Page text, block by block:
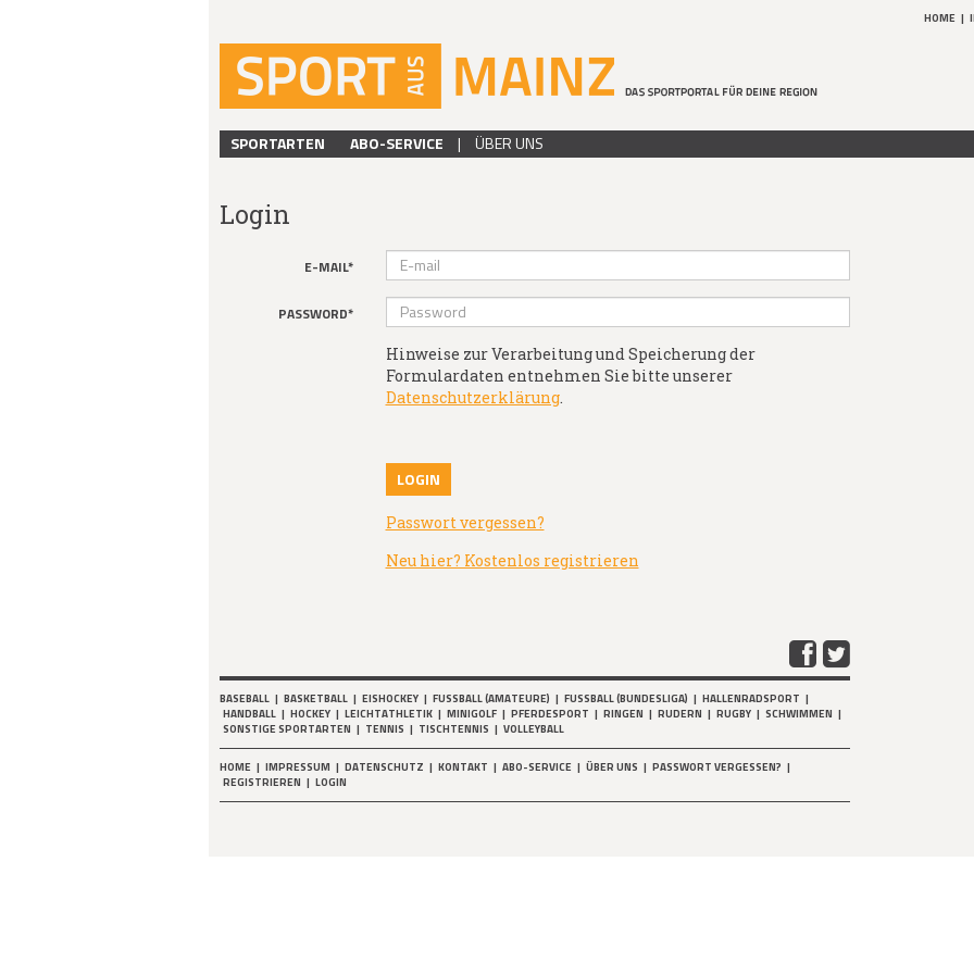
HOME |
SPORTARTEN ABO-SERVICE | ÜBER UNS
Login
E-MAIL*
PASSWORD*
Hinweise zur Verarbeitung und Speicherung der
Formulardaten entnehmen Sie bitte unserer
Datenschutzerklärung.
Passwort vergessen?
Neu hier? Kostenlos registrieren
BASEBALL | BASKETBALL | EISHOCKEY | FUSSBALL (AMATEURE) | FUSSBALL (BUNDESLIGA) | HALLENRADSPORT |
HANDBALL | HOCKEY | LEICHTATHLETIK | MINIGOLF | PFERDESPORT | RINGEN | RUDERN | RUGBY | SCHWIMMEN |
SONSTIGE SPORTARTEN | TENNIS | TISCHTENNIS | VOLLEYBALL
HOME | IMPRESSUM | DATENSCHUTZ | KONTAKT | ABO-SERVICE | ÜBER UNS | PASSWORT VERGESSEN? |
REGISTRIEREN | LOGIN